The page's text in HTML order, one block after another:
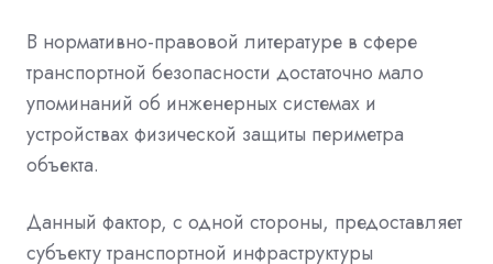
В нормативно-правовой литературе в сфере
транспортной безопасности достаточно мало
упоминаний об инженерных системах и
устройствах физической защиты периметра
объекта.
Данный фактор, с одной стороны, предоставляет
субъекту транспортной инфраструктуры